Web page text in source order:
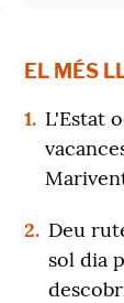
EL MÉS
1. L'Estat
2. Deu
sol dia